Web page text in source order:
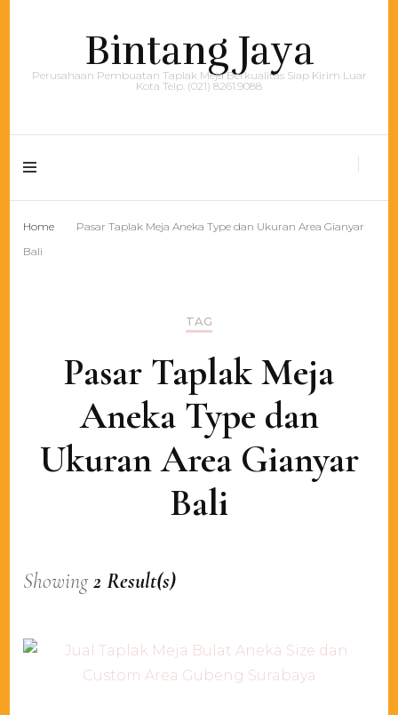
Bintang Jaya
Perusahaan Pembuatan Taplak Meja Berkualitas Siap Kirim Luar
Kota Telp. (021) 8261.9088
Home
Pasar Taplak Meja Aneka Type dan Ukuran Area Gianyar
Bali
TAG
Pasar Taplak Meja
Aneka Type dan
Ukuran Area Gianyar
Bali
Showing2 Result(s)